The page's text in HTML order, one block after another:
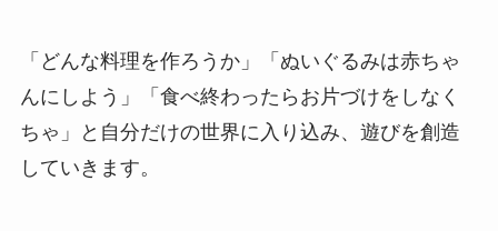
「どんな料理を作ろうか」「ぬいぐるみは赤ちゃ
んにしよう」「食べ終わったらお片づけをしなく
ちゃ」と自分だけの世界に入り込み、遊びを創造
していきます。